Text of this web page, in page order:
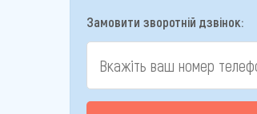
Замовити зворотній дзвінок: